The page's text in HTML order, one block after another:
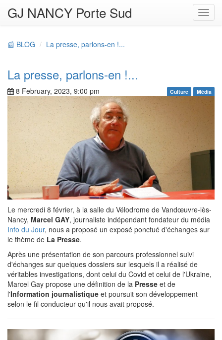
GJ NANCY Porte Sud
📰 BLOG La presse, parlons-en !...
La presse, parlons-en !...
8 February, 2023, 9:00 pm Culture Média
Le mercredi 8 février, à la salle du Vélodrome de Vandœuvre-lès-
Nancy, Marcel GAY, journaliste indépendant fondateur du média
Info du Jour, nous a proposé un exposé ponctué d'échanges sur
le thème de La Presse.
Après une présentation de son parcours professionnel suivi
d'échanges sur quelques dossiers sur lesquels il a réalisé de
véritables investigations, dont celui du Covid et celui de l'Ukraine,
Marcel Gay propose une définition de la Presse et de
l'Information journalistique et poursuit son développement
selon le fil conducteur qu'il nous avait proposé.